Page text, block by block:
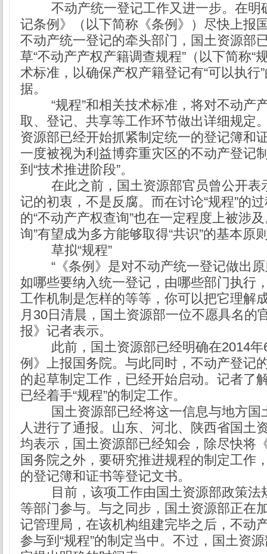
不动产统一登记工作又进一步。在明
记条例》（以下简称《条例》）尽快上报
不动产统一登记的牵头部门，国土资源部
草“不动产产权产籍调查规程”（以下简称“
术标准，以确保产权产籍登记有“可以执行
据。
“规程”和相关技术标准，将对不动产
取、登记、共享等工作环节做出详细规定
资源部已经开始抓紧制定统一的登记簿和
一度被视为利益博弈重灾区的不动产登记
到“技术推进阶段”。
在此之前，国土资源部官员曾公开表
记的初衷，不是反腐。而在讨论“规程”的
的“不动产产权查询”也在一定程度上被涉
询”有望成为多方能够取得“共识”的基本原
草拟“规程”
“《条例》是对不动产统一登记做出
如哪些要纳入统一登记，由哪些部门执行
工作机制是怎样的等等，你可以把它理解
月30日清晨，国土资源部一位不愿具名的
报》记者表示。
此前，国土资源部已经明确在2014年
例》上报国务院。与此同时，不动产登记
的起草制定工作，已经开始启动。记者了
已经着手“规程”的制定工作。
国土资源部已经将这一信息与地方国
人进行了通报。山东、河北、陕西省国土
均表示，国土资源部已经知会，除尽快将
国务院之外，要研究推进规程的制定工作
的登记簿和证书等登记文书。
目前，该项工作由国土资源部政策法
等部门参与。与之同步，国土资源部正在
记管理局，在该机构组建完毕之后，不动
参与到“规程”的制定当中。不过，国土资